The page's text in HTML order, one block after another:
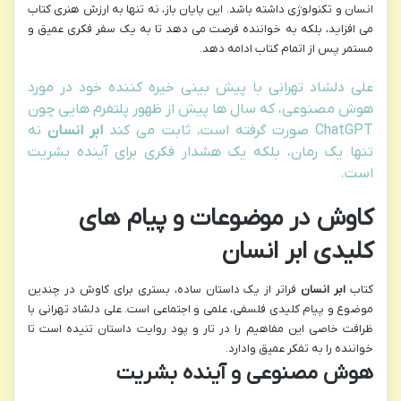
انسان و تکنولوژی داشته باشد. این پایان باز، نه تنها به ارزش هنری کتاب
می افزاید، بلکه به خواننده فرصت می دهد تا به یک سفر فکری عمیق و
مستمر پس از اتمام کتاب ادامه دهد.
علی دلشاد تهرانی با پیش بینی خیره کننده خود در مورد
هوش مصنوعی، که سال ها پیش از ظهور پلتفرم هایی چون
ChatGPT صورت گرفته است، ثابت می کند
ابر انساننه
تنها یک رمان، بلکه یک هشدار فکری برای آینده بشریت
است.
کاوش در موضوعات و پیام های
کلیدی ابر انسان
کتاب ابر انسان فراتر از یک داستان ساده، بستری برای کاوش در چندین
موضوع و پیام کلیدی فلسفی، علمی و اجتماعی است. علی دلشاد تهرانی با
ظرافت خاصی این مفاهیم را در تار و پود روایت داستان تنیده است تا
خواننده را به تفکر عمیق وادارد.
هوش مصنوعی و آینده بشریت